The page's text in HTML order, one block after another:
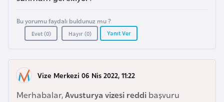
Bu yorumu faydalı buldunuz mu ?
Evet (0) Hayır (0) Yanıt Ver
Vize Merkezi 06 Nis 2022, 11:22
Merhabalar,Avusturya vizesi reddi başvuru
y
a
n
B